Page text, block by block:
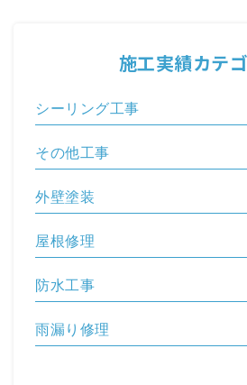
施工実績カテ
シーリング工事
その他工事
外壁塗装
屋根修理
防水工事
雨漏り修理